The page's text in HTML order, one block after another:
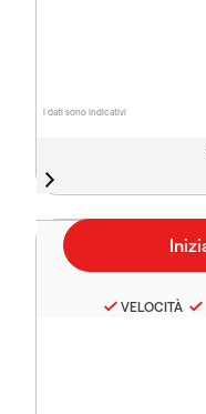
I dati sono indicativi
VELOCITÀ